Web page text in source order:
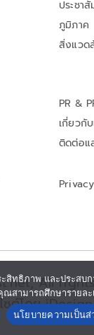
ประชา
ภูมิภาค
สิ่งแวด
PR &
เกี่ยวกับ
ติดต่อแ
All
ซต์โดย iDesign
สิทธิภาพ และประสบ
สามารถศึกษารายละ
นโยบายความเป็นส่